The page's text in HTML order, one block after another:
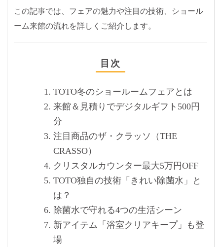
この記事では、フェアの魅力や注目の技術、ショール
ーム来館の流れを詳しくご紹介します。
目次
TOTO冬のショールームフェアとは
来館＆見積りでデジタルギフト500円
分
注目商品のザ・クラッソ（THE
CRASSO）
クリスタルカウンター最大5万円OFF
TOTO独自の技術「きれい除菌水」と
は？
除菌水で守れる4つの生活シーン
新アイテム「浴室クリアキープ」も登
場